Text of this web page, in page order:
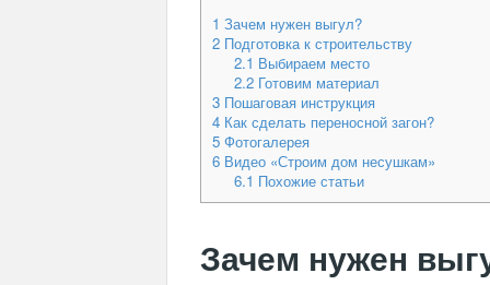
1 Зачем нужен выгул?
2 Подготовка к строительству
2.1 Выбираем место
2.2Готовим материал
3 Пошаговая инструкция
4 Как сделать переносной загон?
5 Фотогалерея
6 Видео «Строим дом несушкам»
6.1 Похожие статьи
Зачем нужен